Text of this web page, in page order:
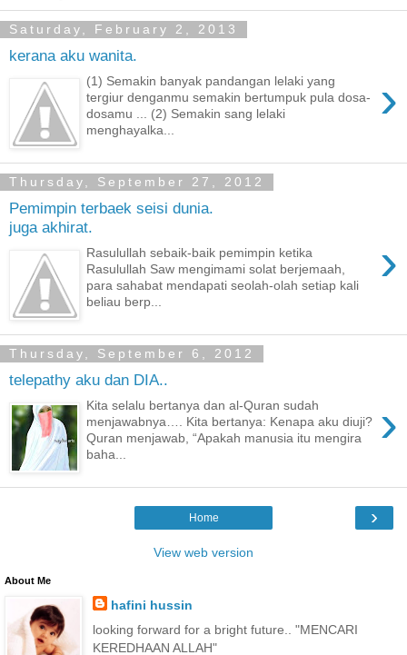
Saturday, February 2, 2013
kerana aku wanita.
›
(1) Semakin banyak pandangan lelaki yang
tergiur denganmu semakin bertumpuk pula dosa-
dosamu ... (2) Semakin sang lelaki
menghayalka...
Thursday, September 27, 2012
Pemimpin terbaek seisi dunia.
juga akhirat.
›
Rasulullah sebaik-baik pemimpin ketika
Rasulullah Saw mengimami solat berjemaah,
para sahabat mendapati seolah-olah setiap kali
beliau berp...
Thursday, September 6, 2012
telepathy aku dan DIA..
›
Kita selalu bertanya dan al-Quran sudah
menjawabnya…. Kita bertanya: Kenapa aku diuji?
Quran menjawab, “Apakah manusia itu mengira
baha...
›
Home
View web version
About Me
hafini hussin
looking forward for a bright future.. "MENCARI
KEREDHAAN ALLAH"